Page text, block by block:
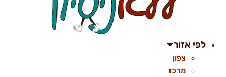
לפי אזור
צפון
מרכז